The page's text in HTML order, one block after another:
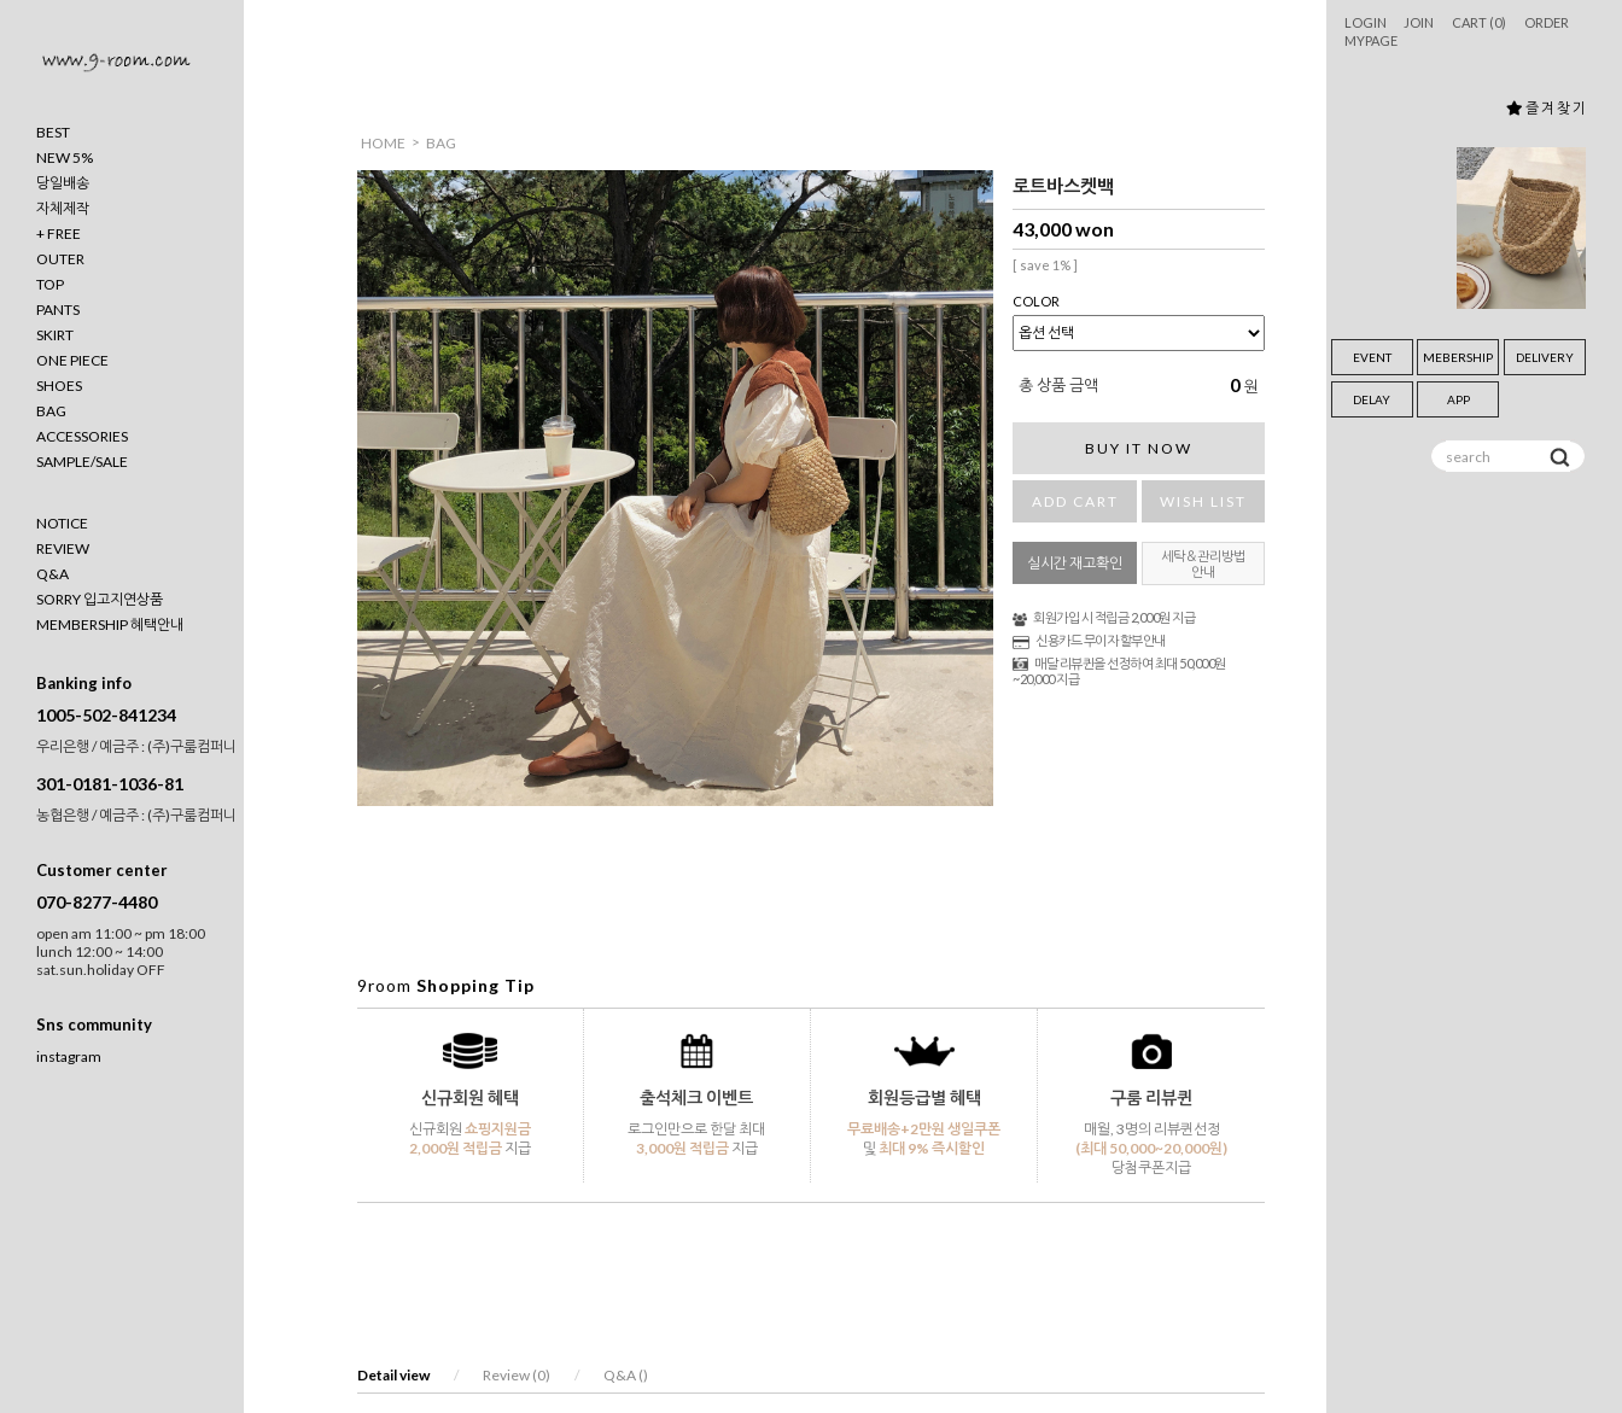
BEST
NEW 5%
당일배송
자체제작
+ FREE
OUTER
TOP
PANTS
SKIRT
ONE PIECE
SHOES
BAG
ACCESSORIES
SAMPLE/SALE
NOTICE
REVIEW
Q&A
SORRY 입고지연상품
MEMBERSHIP 혜택안내
Banking info
1005-502-841234
우리은행 / 예금주 : (주)구룸컴퍼니
301-0181-1036-81
농협은행 / 예금주 : (주)구룸컴퍼니
Customer center
070-8277-4480
open am 11:00 ~ pm 18:00
lunch 12:00 ~ 14:00
sat.sun.holiday OFF
Sns community
instagram
LOGIN JOIN CART (0)
ORDER
MYPAGE
즐 겨 찾 기
EVENT MEBERSHIP DELIVERY
DELAY APP
HOME > BAG
로트바스켓백
43,000 won
[ save 1% ]
COLOR
총 상품 금액 0 원
BUY IT NOW
ADD CART WISH LIST
실시간 재고확인
세탁＆관리방법
안내
회원가입 시 적립금 2,000원 지급
신용카드 무이자 할부안내
매달 리뷰퀸을 선정하여 최대 50,000원
~20,000 지급
9room Shopping Tip
신규회원 혜택
신규회원 쇼핑지원금
2,000원 적립금지급
출석체크 이벤트
로그인만으로 한달 최대
3,000원 적립금지급
회원등급별 혜택
무료배송+2만원 생일쿠폰
및 최대 9% 즉시할인
구룸 리뷰퀸
매월, 3명의 리뷰퀸선정
(최대 50,000~20,000원)
당첨쿠폰지급
Detail view / Review (0) / Q&A ()